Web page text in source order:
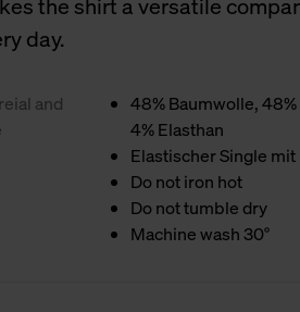
the shirt a versatile
day.
and
48% Baumwolle,
4% Elasthan
Elastischer Single
Do not iron hot
Do not tumble dry
Machine wash 30°